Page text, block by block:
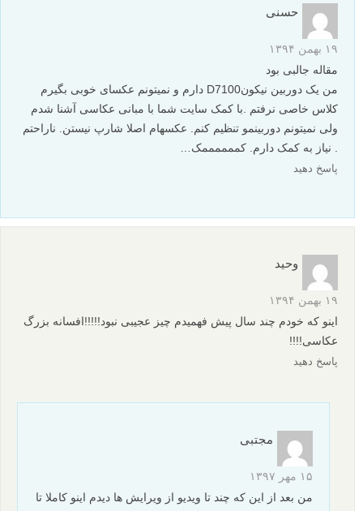
حسنی
۱۹ بهمن ۱۳۹۴
مقاله جالبی بود
من یک دوربین نیکونD7100 دارم و نمیتونم عکسای خوبی بگیرم
کلاس خاصی نرفتم .با کمک سایت شما با مبانی عکاسی آشنا شدم
ولی نمیتونم دوربینمو تنظیم کنم. عکسهام اصلا شارپ نیستن. ناراحتم
. نیاز به کمک دارم. کممممممک…
پاسخ دهید
وحید
۱۹ بهمن ۱۳۹۴
اینو که خودم چند سال پیش فهمیدم چیز عجیبی نبود!!!!!افسانه بزرگ
عکاسی!!!!
پاسخ دهید
مجتبی
۱۵ مهر ۱۳۹۷
من بعد از این که چند تا ویدیو از ویرایش ها دیدم اینو کاملا تا